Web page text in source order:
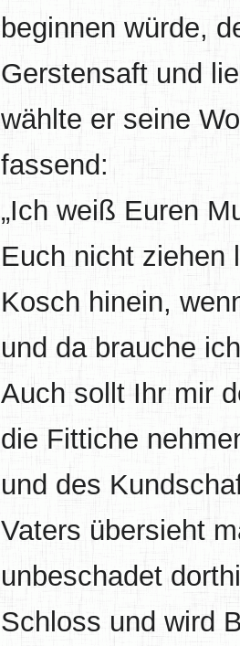
beginnen würde,
Gerstensaft und
wählte er seine
fassend:
„Ich weiß Euren
Euch nicht ziehen
Kosch hinein,
und da brauche
Auch sollt Ihr mir
die Fittiche
und des
Vaters übersieht
unbeschadet
Schloss und wird